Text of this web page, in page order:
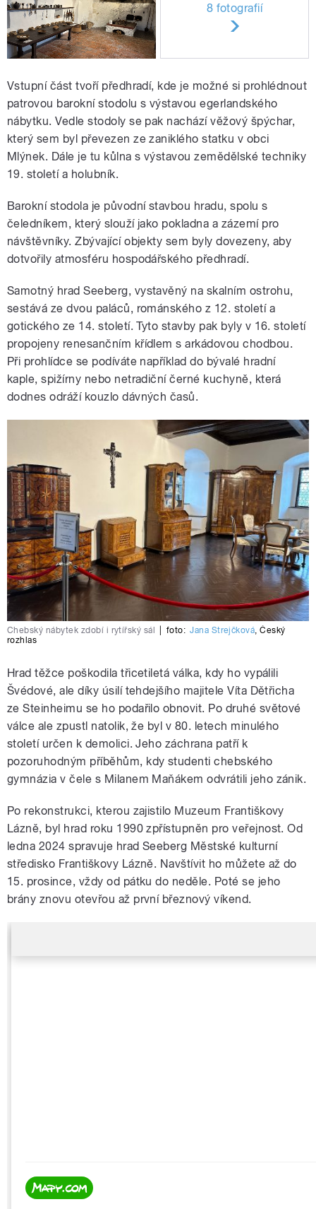
8 fotografií
Vstupní část tvoří předhradí, kde je možné si prohlédnout
patrovou barokní stodolu s výstavou egerlandského
nábytku. Vedle stodoly se pak nachází věžový špýchar,
který sem byl převezen ze zaniklého statku v obci
Mlýnek. Dále je tu kůlna s výstavou zemědělské techniky
19. století a holubník.
Barokní stodola je původní stavbou hradu, spolu s
čeledníkem, který slouží jako pokladna a zázemí pro
návštěvníky. Zbývající objekty sem byly dovezeny, aby
dotvořily atmosféru hospodářského předhradí.
Samotný hrad Seeberg, vystavěný na skalním ostrohu,
sestává ze dvou paláců, románského z 12. století a
gotického ze 14. století. Tyto stavby pak byly v 16. století
propojeny renesančním křídlem s arkádovou chodbou.
Při prohlídce se podíváte například do bývalé hradní
kaple, spižírny nebo netradiční černé kuchyně, která
dodnes odráží kouzlo dávných časů.
Chebský nábytek zdobí i rytířský sál foto: Jana Strejčková,Český
rozhlas
Hrad těžce poškodila třicetiletá válka, kdy ho vypálili
Švédové, ale díky úsilí tehdejšího majitele Víta Dětřicha
ze Steinheimu se ho podařilo obnovit. Po druhé světové
válce ale zpustl natolik, že byl v 80. letech minulého
století určen k demolici. Jeho záchrana patří k
pozoruhodným příběhům, kdy studenti chebského
gymnázia v čele s Milanem Maňákem odvrátili jeho zánik.
Po rekonstrukci, kterou zajistilo Muzeum Františkovy
Lázně, byl hrad roku 1990 zpřístupněn pro veřejnost. Od
ledna 2024 spravuje hrad Seeberg Městské kulturní
středisko Františkovy Lázně. Navštívit ho můžete až do
15. prosince, vždy od pátku do neděle. Poté se jeho
brány znovu otevřou až první březnový víkend.